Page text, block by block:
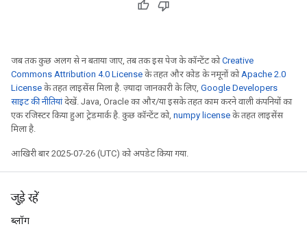
जब तक कुछ अलग से न बताया जाए, तब तक इस पेज के कॉन्टेंट कोCreative
Commons Attribution 4.0 License के तहत और कोड के नमूनों कोApache 2.0
License के तहत लाइसेंस मिला है. ज़्यादा जानकारी के लिए, Google Developers
साइट की नीतियांदेखें. Java, Oracle का और/या इसके तहत काम करने वाली कंपनियों का
एक रजिस्टर किया हुआ ट्रेडमार्क है. कुछ कॉन्टेंट को, numpy license के तहत लाइसेंस
मिला है.
आखिरी बार 2025-07-26 (UTC) को अपडेट किया गया.
जुड़े रहें
ब्लॉग